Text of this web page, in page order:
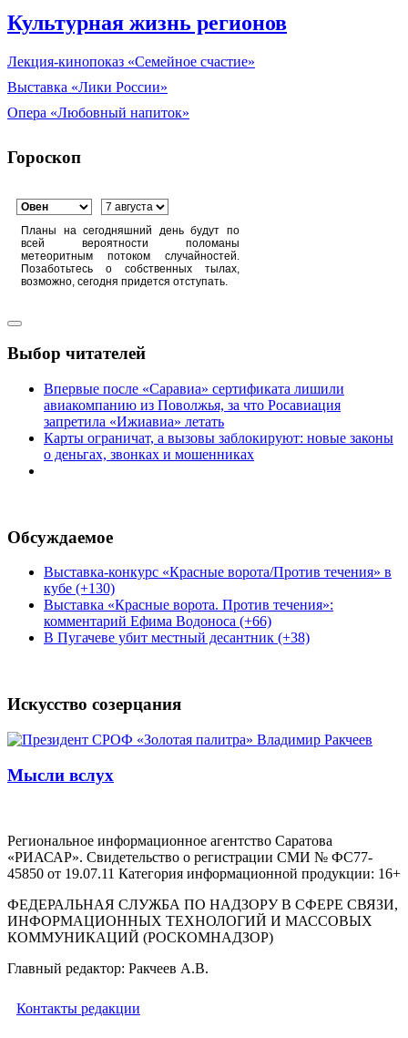
Культурная жизнь регионов
Лекция-кинопоказ «Семейное счастие»
Выставка «Лики России»
Опера «Любовный напиток»
Гороскоп
Планы на сегодняшний день будут по
всей вероятности поломаны
метеоритным потоком случайностей.
Позаботьтесь о собственных тылах,
возможно, сегодня придется отступать.
Выбор читателей
Впервые после «Саравиа» сертификата лишили
авиакомпанию из Поволжья, за что Росавиация
запретила «Ижиавиа» летать
Карты ограничат, а вызовы заблокируют: новые законы
о деньгах, звонках и мошенниках
Обсуждаемое
Выставка-конкурс «Красные ворота/Против течения» в
кубе (+130)
Выставка «Красные ворота. Против течения»:
комментарий Ефима Водоноса (+66)
В Пугачеве убит местный десантник (+38)
Искусство созерцания
Мысли вслух
Региональное информационное агентство Саратова
«РИАСАР». Свидетельство о регистрации СМИ № ФС77-
45850 от 19.07.11 Категория информационной продукции: 16+
ФЕДЕРАЛЬНАЯ СЛУЖБА ПО НАДЗОРУ В СФЕРЕ СВЯЗИ,
ИНФОРМАЦИОННЫХ ТЕХНОЛОГИЙ И МАССОВЫХ
КОММУНИКАЦИЙ (РОСКОМНАДЗОР)
Главный редактор: Ракчеев А.В.
Контакты редакции